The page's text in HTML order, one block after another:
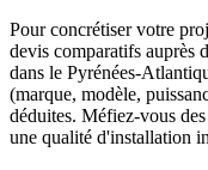
Pour concrétiser votre
devis comparatifs auprès
dans le Pyrénées-
(marque, modèle,
déduites. Méfiez-vous
une qualité d'installation